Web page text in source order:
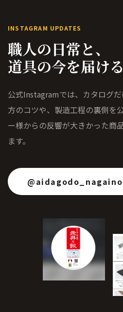
INSTAGRAM UPDATES
職人の日常と、
道具の今を届ける
公式Instagramでは、カタログ
方のコツや、製造工程の裏側を
ー様からの反響が大きかった商
ます。